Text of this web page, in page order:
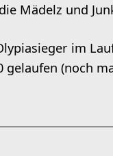
Mädelz und
im
gelaufen (noch